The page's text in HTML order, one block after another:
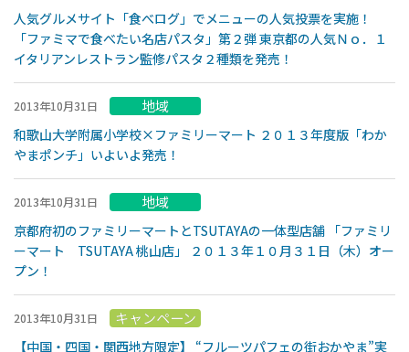
人気グルメサイト「食べログ」でメニューの人気投票を実施！
「ファミマで食べたい名店パスタ」第２弾 東京都の人気Ｎｏ．１
イタリアンレストラン監修パスタ２種類を発売！
2013年10月31日 地域
和歌山大学附属小学校×ファミリーマート ２０１３年度版「わか
やまポンチ」いよいよ発売！
2013年10月31日 地域
京都府初のファミリーマートとTSUTAYAの一体型店舗 「ファミリ
ーマート TSUTAYA 桃山店」 ２０１３年１０月３１日（木）オー
プン！
2013年10月31日 キャンペーン
【中国・四国・関西地方限定】 “フルーツパフェの街おかやま”実